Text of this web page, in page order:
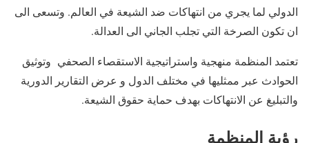
الدولي لما يجري من انتهاكات ضد الشيعة في العالم. وتسعى الى
ان تكون الصرخة التي تجلب الجاني الى العدالة.
تعتمد المنظمة منهجية واستراتيجية الاستقصاء الصحفي وتوثيق
الحوادث عبر ممثليها في مختلف الدول و عرض التقارير الدورية
والتبليغ عن الانتهاكات بهدف حماية حقوق الشيعة.
رؤية المنظمة